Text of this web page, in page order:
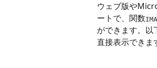
ウェブ版や
ートで、関数
ができます。以
直接表示できま